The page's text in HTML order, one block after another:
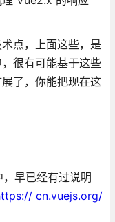
点，上面这些，是
很有可能基于这些
了，你能把现在这
早已经有过说明
cn.vuejs.org/